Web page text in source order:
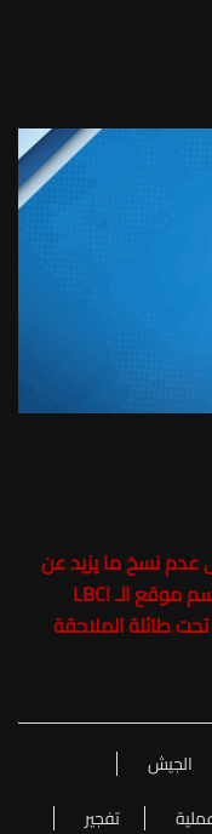
عدم نسخ ما يزيد عن
20 في المئة من مضمون الخبر مع ذكر اسم موقع الـ LBCI
الالكتروني وارفاقه برابط الخبر Hyperlink تحت طائلة الملاحقة
الجيش
تفجير